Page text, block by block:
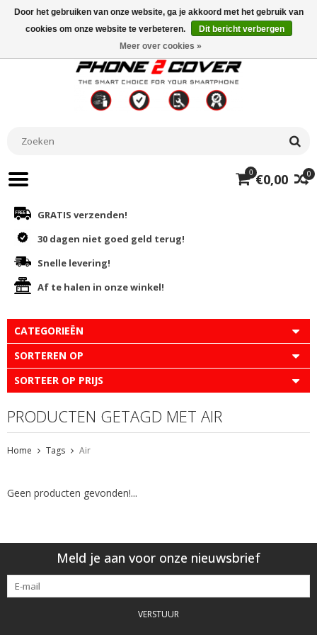
0
0 €0,00
GRATIS verzenden!
30 dagen niet goed geld terug!
Snelle levering!
Af te halen in onze winkel!
CATEGORIEËN
SORTEREN OP
SORTEER OP PRIJS
PRODUCTEN GETAGD MET AIR
Home Tags Air
Geen producten gevonden!...
Meld je aan voor onze nieuwsbrief
VERSTUUR
Door het gebruiken van onze website, ga je akkoord met het gebruik van
cookies om onze website te verbeteren.
Dit bericht verbergen
Meer over cookies »